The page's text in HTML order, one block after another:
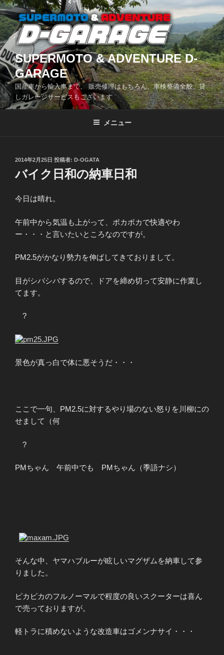
コ
ン
テ
ン
ツ
へ
ス
キ
ッ
SUPERMOTO & ADVENTURE D-
GARAGE
国産車から輸入車まで、 販売修理はもちろん、車検整備全般、貸
しガレージサービスもございます
メニュー
投
日:
2014年2月25日 投稿者: D-OGATA
バイク日和の納車日和
今日は晴れ。
午前中から気温も上がって、ポカポカで快適やわ
ー・・・と言いたいところなのですが。
PM2.5がかなり勢力を伸ばしてきておりまして。
目がシバシバするので、ドアを締め切って安静に作業し
てます。
?
景色が真っ白で体に悪そうだ・・・
ここで一句、PM2.5に対するやり場のない怒りを川柳にの
せまして（何
?
PMちゃん 午前中でも PMちゃん（季語ナシ）
そんな中、ヤマハブルーが眩しいマグザムを納車して参
りました。
ピカピカのフルノーマルで程度の良いスクーターは喜ん
で売っておりますが。
軽トラに積めないような改造車はゴメンナサイ・・・